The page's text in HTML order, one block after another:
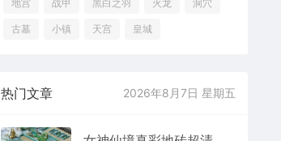
地宫 战甲 黑白之羽 火龙 洞穴
古墓 小镇 天宫 皇城
热门文章 2026年8月7日 星期五